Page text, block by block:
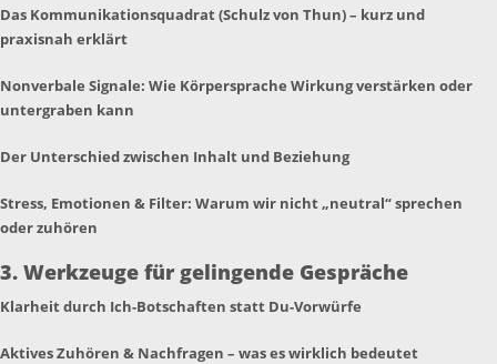
Das Kommunikationsquadrat (Schulz von Thun) – kurz und
praxisnah erklärt
Nonverbale Signale: Wie Körpersprache Wirkung verstärken oder
untergraben kann
Der Unterschied zwischen Inhalt und Beziehung
Stress, Emotionen & Filter: Warum wir nicht „neutral“ sprechen
oder zuhören
3. Werkzeuge für gelingende Gespräche
Klarheit durch Ich-Botschaften statt Du-Vorwürfe
Aktives Zuhören & Nachfragen – was es wirklich bedeutet